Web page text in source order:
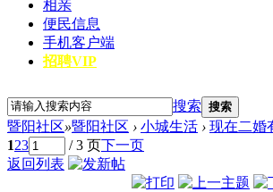
相亲
便民信息
手机客户端
招聘VIP
搜索 搜索
暨阳社区»暨阳社区 › 小城生活 › 现在二婚
123 / 3 页下一页
返回列表